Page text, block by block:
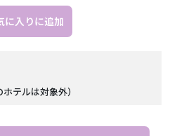
入りに追加
テルは対象外）